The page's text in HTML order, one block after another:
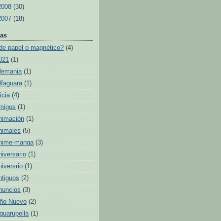
(30)
(18)
papel o magnético? (4)
(1)
(1)
(1)
(4)
(1)
(1)
(5)
manga (3)
(1)
(1)
(2)
(3)
Nuevo (2)
(1)